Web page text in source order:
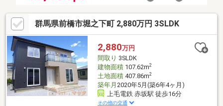
群馬県前橋市堀之下町 2,880万円 3SLDK
2,880万円
間取り 3SLDK
建物面積107.62m2
土地面積407.86m2
築年月 2020年5月(築6年4ヶ月)
上毛電鉄 赤坂駅 徒歩16分
その他の交通